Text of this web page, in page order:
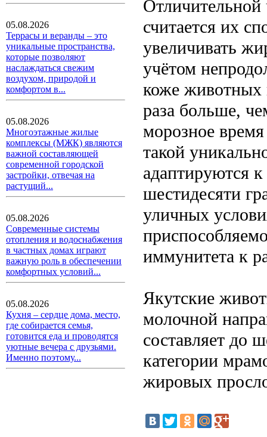
05.08.2026
Террасы и веранды – это
уникальные пространства,
которые позволяют
наслаждаться свежим
воздухом, природой и
комфортом в...
05.08.2026
Многоэтажные жилые
комплексы (МЖК) являются
важной составляющей
современной городской
застройки, отвечая на
растущий...
05.08.2026
Современные системы
отопления и водоснабжения
в частных домах играют
важную роль в обеспечении
комфортных условий...
05.08.2026
Кухня – сердце дома, место,
где собирается семья,
готовится еда и проводятся
уютные вечера с друзьями.
Именно поэтому...
Отличительной
считается их
увеличивать
учётом
коже животных
раза больше,
морозное время
такой
адаптируются
шестидесяти
уличных
иммунитета к
Якутские
молочной
составляет до
категории
жировых